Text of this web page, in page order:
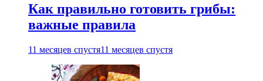
Как правильно готовить грибы:
важные правила
11 месяцев спустя11 месяцев спустя